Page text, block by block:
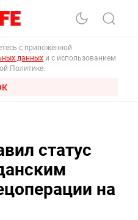
с приложенной
данных и с использованием
Политике.
статус
на